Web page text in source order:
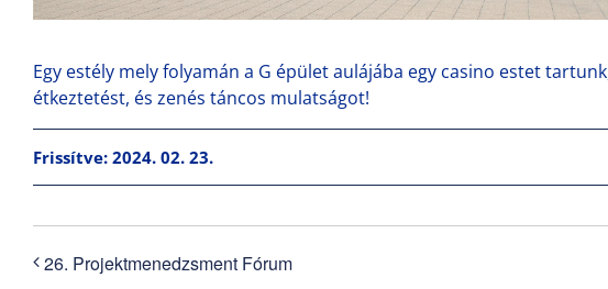
Egy estély mely folyamán a G épület aulájába egy casino estet
étkeztetést, és zenés táncos mulatságot!
Frissítve: 2024. 02. 23.
26. Projektmenedzsment Fórum